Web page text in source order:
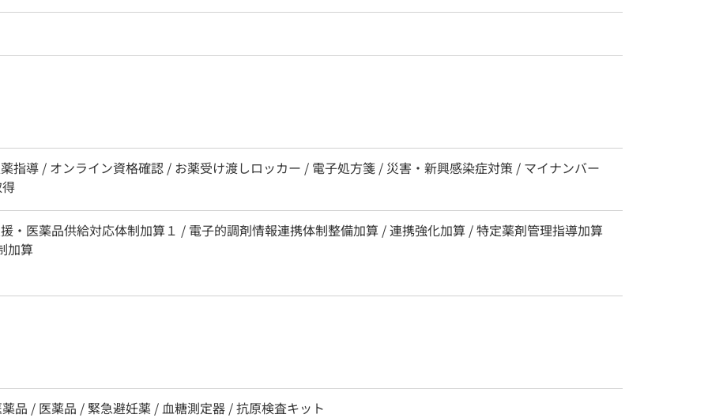
指導 / オンライン資格確認 / お薬受け渡しロッカー / 電子処方箋 / 災害・新興感染症対策 / マイナンバー
・医薬品供給対応体制加算１ / 電子的調剤情報連携体制整備加算 / 連携強化加算 / 特定薬剤管理指導加算
加算
品 / 医薬品 / 緊急避妊薬 / 血糖測定器 / 抗原検査キット